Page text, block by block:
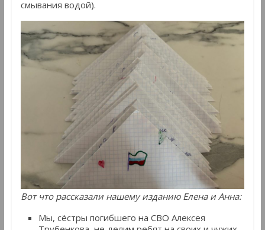
смывания водой).
Вот что рассказали нашему изданию Елена и Анна:
Мы, сёстры погибшего на СВО Алексея